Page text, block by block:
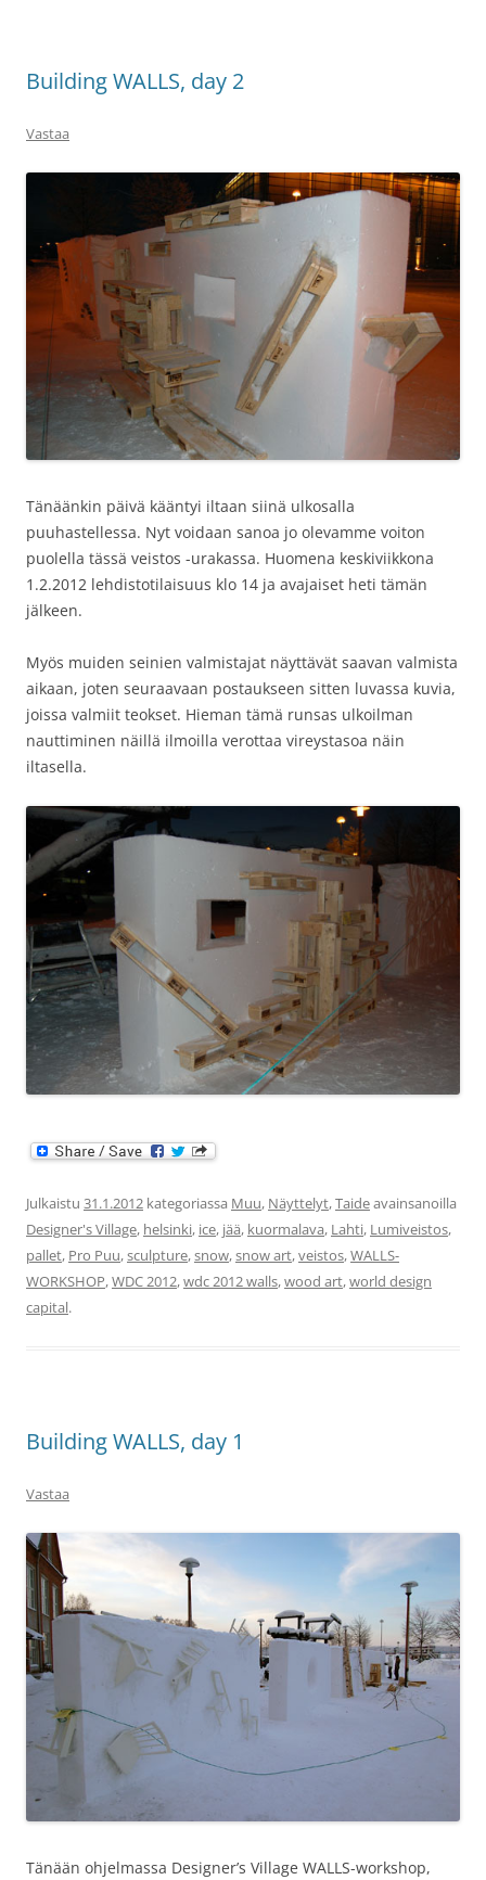
Building WALLS, day 2
Vastaa
Tänäänkin päivä kääntyi iltaan siinä ulkosalla
puuhastellessa. Nyt voidaan sanoa jo olevamme voiton
puolella tässä veistos -urakassa. Huomena keskiviikkona
1.2.2012 lehdistotilaisuus klo 14 ja avajaiset heti tämän
jälkeen.
Myös muiden seinien valmistajat näyttävät saavan valmista
aikaan, joten seuraavaan postaukseen sitten luvassa kuvia,
joissa valmiit teokset. Hieman tämä runsas ulkoilman
nauttiminen näillä ilmoilla verottaa vireystasoa näin
iltasella.
Julkaistu 31.1.2012 kategoriassa Muu, Näyttelyt,Taideavainsanoilla
Designer's Village, helsinki, ice, jää, kuormalava, Lahti, Lumiveistos,
pallet, Pro Puu,sculpture,snow,snow art,veistos,WALLS-
WORKSHOP,WDC 2012,wdc 2012 walls,wood art,world design
capital.
Building WALLS, day 1
Vastaa
Tänään ohjelmassa Designer’s Village WALLS-workshop,